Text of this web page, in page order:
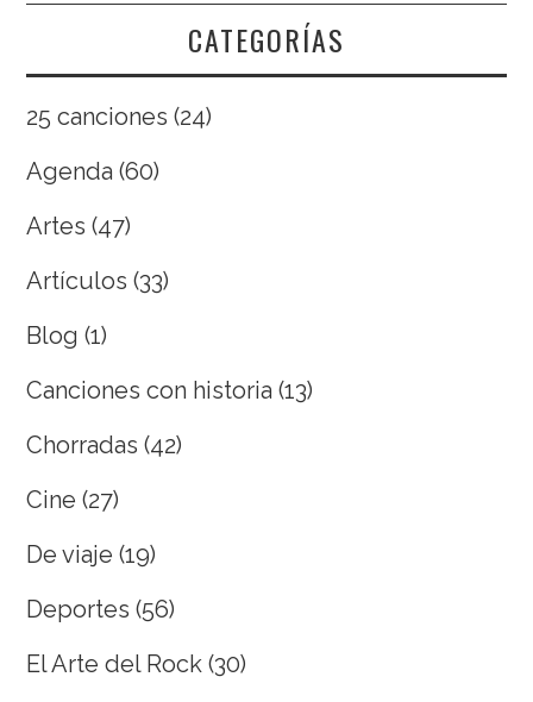
CATEGORÍAS
25 canciones (24)
Agenda (60)
Artes (47)
Artículos (33)
Blog (1)
Canciones con historia (13)
Chorradas (42)
Cine (27)
De viaje (19)
Deportes (56)
El Arte del Rock (30)